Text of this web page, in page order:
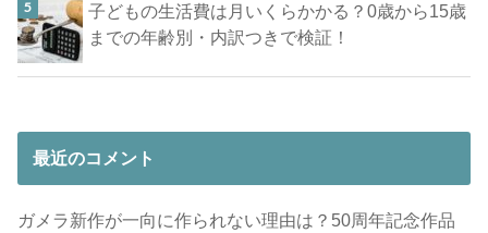
子どもの生活費は月いくらかかる？0歳から15歳
までの年齢別・内訳つきで検証！
最近のコメント
ガメラ新作が一向に作られない理由は？50周年記念作品